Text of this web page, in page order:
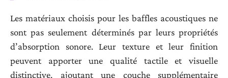
Les matériaux choisis pour les baffles acoustiques ne
sont pas seulement déterminés par leurs propriétés
d’absorption sonore. Leur texture et leur finition
peuvent apporter une qualité tactile et visuelle
distinctive, ajoutant une couche supplémentaire